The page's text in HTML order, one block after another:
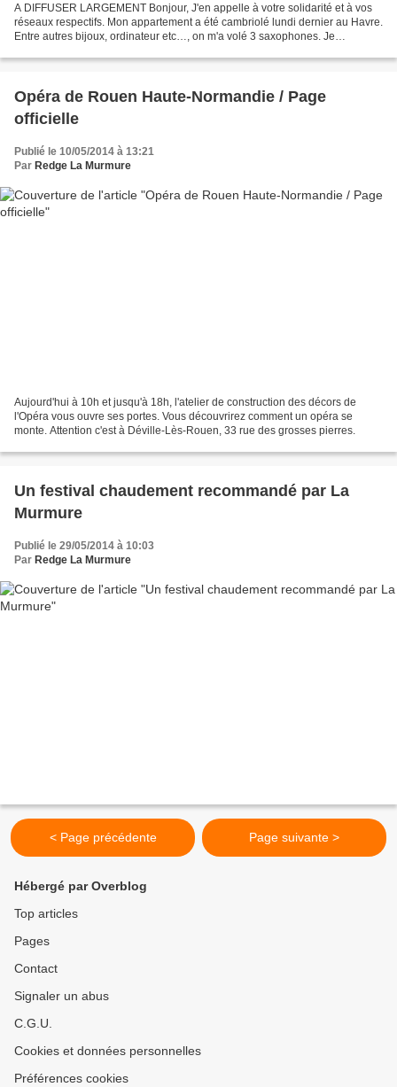
A DIFFUSER LARGEMENT Bonjour, J'en appelle à votre solidarité et à vos
réseaux respectifs. Mon appartement a été cambriolé lundi dernier au Havre.
Entre autres bijoux, ordinateur etc…, on m'a volé 3 saxophones. Je
Opéra de Rouen Haute-Normandie / Page
officielle
Publié le 10/05/2014 à 13:21
Par Redge La Murmure
Aujourd'hui à 10h et jusqu'à 18h, l'atelier de construction des décors de
l'Opéra vous ouvre ses portes. Vous découvrirez comment un opéra se
monte. Attention c'est à Déville-Lès-Rouen, 33 rue des grosses pierres.
Un festival chaudement recommandé par La
Murmure
Publié le 29/05/2014 à 10:03
Par Redge La Murmure
< Page précédente Page suivante >
Hébergé par Overblog
Top articles
Pages
Contact
Signaler un abus
C.G.U.
Cookies et données personnelles
Préférences cookies